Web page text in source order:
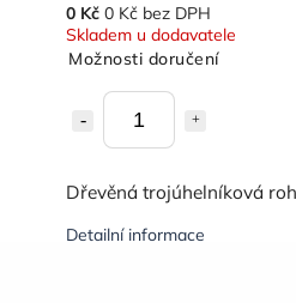
0 Kč 0 Kč bez DPH
Skladem u dodavatele
Možnosti doručení
Dřevěná trojúhelníková
Detailní informace